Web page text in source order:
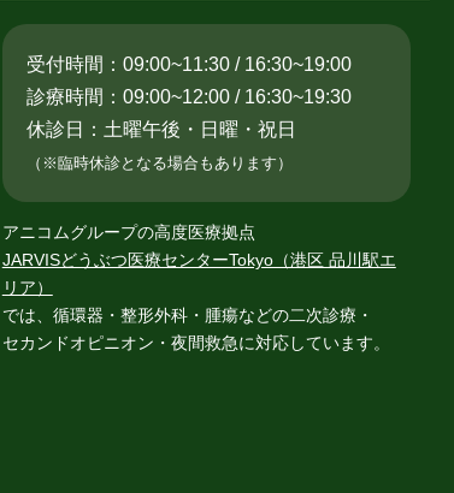
受付時間：09:00~11:30 / 16:30~19:00
診療時間：09:00~12:00 / 16:30~19:30
休診日：土曜午後・日曜・祝日
（※臨時休診となる場合もあります）
アニコムグループの高度医療拠点
JARVISどうぶつ医療センターTokyo（港区 品川駅エ
リア）
では、循環器・整形外科・腫瘍などの二次診療・
セカンドオピニオン・夜間救急に対応しています。